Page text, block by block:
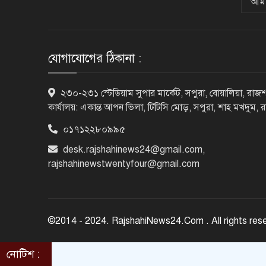
যোগাযোগের ঠিকানা :
২৩০-২৩১ স্টেডিয়াম সুপার মার্কেট, সপুরা, বোয়ালিয়া,
কার্যালয়: একান্ত আপন ভিলা, টিটিসি মোড়, সপুরা, শাহ মখদুম,
০১৭১২২৮০৯৯৫
desk.rajshahinews24@gmail.com,
rajshahinewstwentyfour@gmail.com
©2014 - 2024. RajshahiNews24.Com . All rights
নোটিশ :